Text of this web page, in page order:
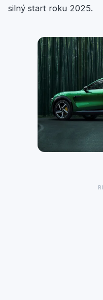
silný start roku 2025.